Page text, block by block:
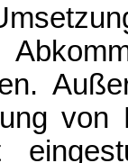
von